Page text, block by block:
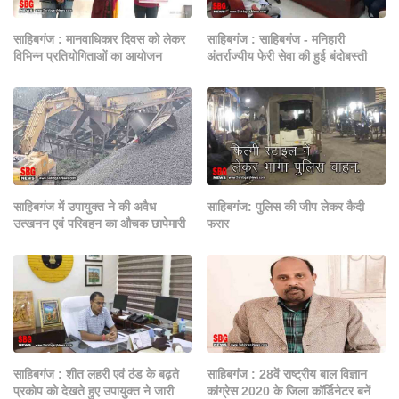
साहिबगंज : मानवाधिकार दिवस को लेकर
विभिन्न प्रतियोगिताओं का आयोजन
साहिबगंज : साहिबगंज - मनिहारी
अंतर्राज्यीय फेरी सेवा की हुई बंदोबस्ती
साहिबगंज में उपायुक्त ने की अवैध
उत्खनन एवं परिवहन का औचक छापेमारी
साहिबगंज: पुलिस की जीप लेकर कैदी
फरार
साहिबगंज : शीत लहरी एवं ठंड के बढ़ते
प्रकोप को देखते हुए उपायुक्त ने जारी
साहिबगंज : 28वें राष्ट्रीय बाल विज्ञान
कांग्रेस 2020 के जिला कॉर्डिनेटर बनें